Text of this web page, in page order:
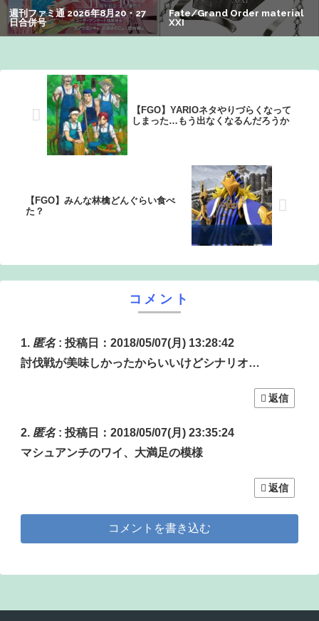
【画像】有志によって最強の「美少女ゲームランキング」
が発表！!！ あの名作も：26/08/09のニュース
【FGO】YARIOネタやりづらくなって
しまった…もう出なくなるんだろうか
【FGO】みんな林檎どんぐらい食べ
た？
コメント
匿名: 投稿日：2018/05/07(月) 13:28:42
討伐戦が美味しかったからいいけどシナリオ…
返信
匿名: 投稿日：2018/05/07(月) 23:35:24
マシュアンチのワイ、大満足の模様
返信
コメントを書き込む